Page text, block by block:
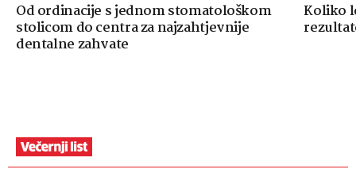
Od ordinacije s jednom stomatološkom
stolicom do centra za najzahtjevnije
dentalne zahvate
Koliko